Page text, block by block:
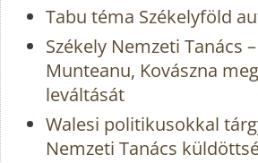
Tabu téma Székelyföld
Székely Nemzeti Tanács
Munteanu, Kovászna
leváltását
Walesi politikusokkal
Nemzeti Tanács